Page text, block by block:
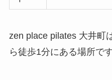
zen place pilates 大井町
ら徒歩1分にある場所です